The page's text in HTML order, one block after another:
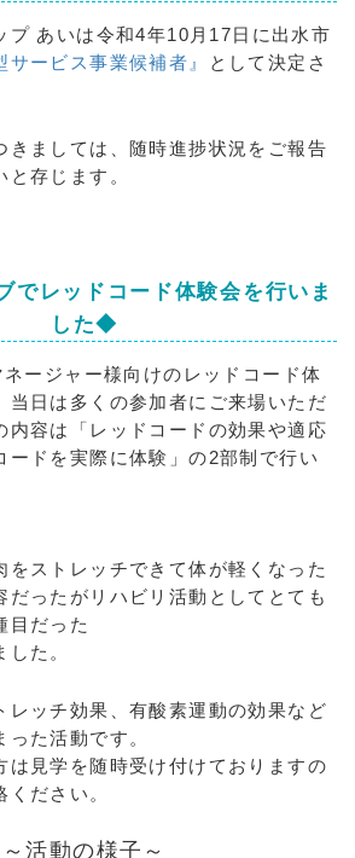
あいは令和4年10月17日に出水市
サービス事業候補者』
として決定さ
きましては、随時進捗状況をご報告
存じます。
でレッドコード体験会を行いま
した◆
ージャー様向けのレッドコード体
当日は多くの参加者にご来場いただ
内容は「レッドコードの効果や適応
ードを実際に体験」の2部制で行い
をストレッチできて体が軽くなった
だったがリハビリ活動としてとても
目だった
た。
レッチ効果、有酸素運動の効果など
た活動です。
は見学を随時受け付けておりますの
ださい。
～活動の様子～